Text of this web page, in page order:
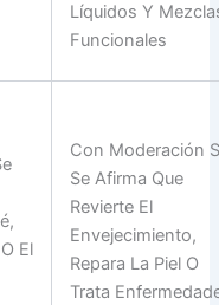
Líquidos Y
Funcionales
El
Con Moderación
Se Afirma Que
Revierte El
Envejecimiento,
Repara La Piel O
Trata